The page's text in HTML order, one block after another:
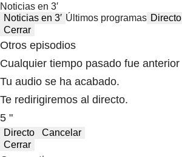
Noticias en 3′
Noticias en 3′ Últimos programas Directo
Cerrar
Otros episodios
Cualquier tiempo pasado fue anterior
Tu audio se ha acabado.
Te redirigiremos al directo.
5 "
Directo
Cancelar
Cerrar